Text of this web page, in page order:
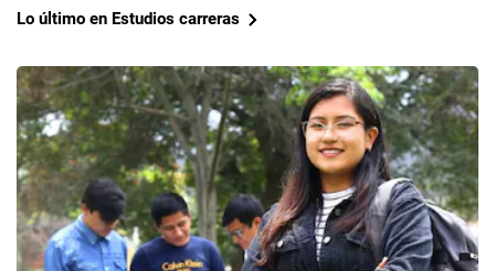
Lo último en Estudios carreras